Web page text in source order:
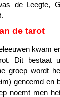
de Leegte,
de tarot
kwam
Dit bestaat
groep wordt
genoemd en
noemt men